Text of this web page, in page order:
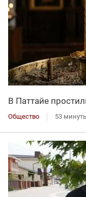
В Паттайе
Общество 53